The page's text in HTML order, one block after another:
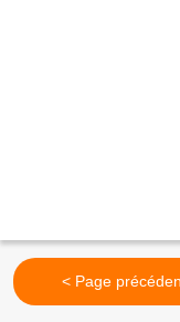
< Page